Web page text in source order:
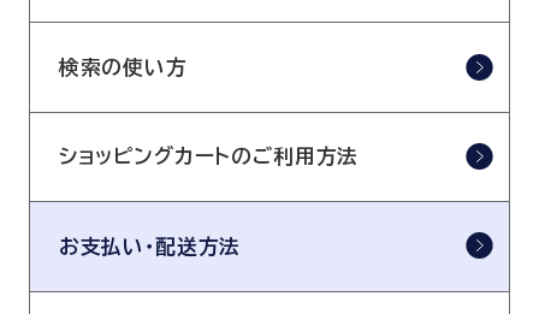
検索の使い方
ショッピングカートのご利用方法
お支払い・配送方法